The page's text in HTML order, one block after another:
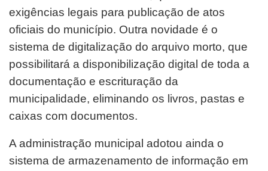
exigências legais para publicação de atos
oficiais do município. Outra novidade é o
sistema de digitalização do arquivo morto, que
possibilitará a disponibilização digital de toda a
documentação e escrituração da
municipalidade, eliminando os livros, pastas e
caixas com documentos.
A administração municipal adotou ainda o
sistema de armazenamento de informação em